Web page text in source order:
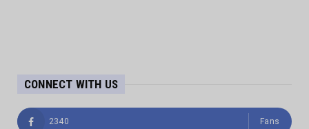
CONNECT WITH US
2340 Fans